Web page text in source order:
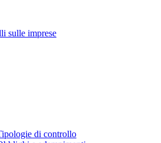
sulle imprese
di controllo